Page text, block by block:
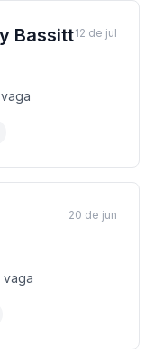
Bassitt
vaga
12 de jul
vaga
20 de jun